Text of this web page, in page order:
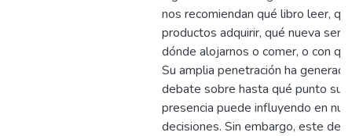
nos recomiendan qué libro leer,
productos adquirir, qué nueva
dónde alojarnos o comer, o con
Su amplia penetración ha
debate sobre hasta qué punto su
presencia puede influyendo en
decisiones. Sin embargo, este